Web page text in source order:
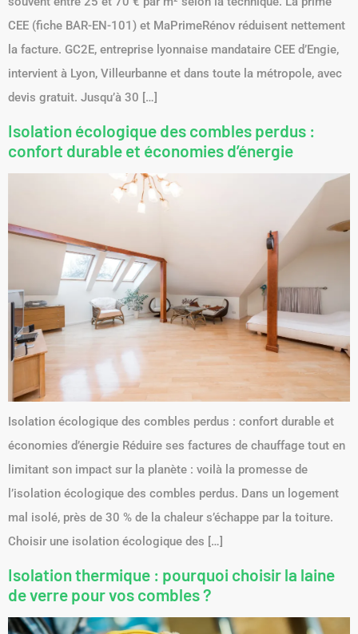
CEE (fiche BAR-EN-101) et MaPrimeRénov réduisent nettement
la facture. GC2E, entreprise lyonnaise mandataire CEE d’Engie,
intervient à Lyon, Villeurbanne et dans toute la métropole, avec
devis gratuit. Jusqu’à 30 […]
Isolation écologique des combles perdus :
confort durable et économies d’énergie
Isolation écologique des combles perdus : confort durable et
économies d’énergie Réduire ses factures de chauffage tout en
limitant son impact sur la planète : voilà la promesse de
l’isolation écologique des combles perdus. Dans un logement
mal isolé, près de 30 % de la chaleur s’échappe par la toiture.
Choisir une isolation écologique des […]
Isolation thermique : pourquoi choisir la laine
de verre pour vos combles ?